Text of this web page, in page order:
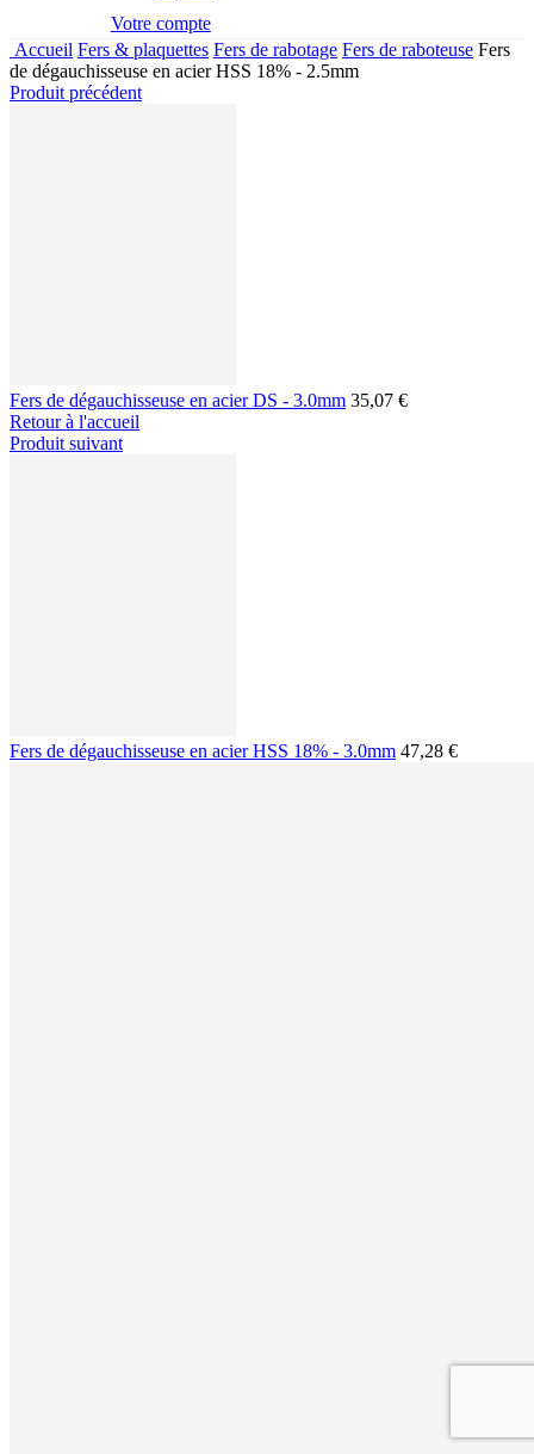
Votre compte
Accueil Fers & plaquettes Fers de rabotage Fers de raboteuse Fers
de dégauchisseuse en acier HSS 18% - 2.5mm
Produit précédent
Fers de dégauchisseuse en acier DS - 3.0mm 35,07 €
Retour à l'accueil
Produit suivant
Fers de dégauchisseuse en acier HSS 18% - 3.0mm 47,28 €